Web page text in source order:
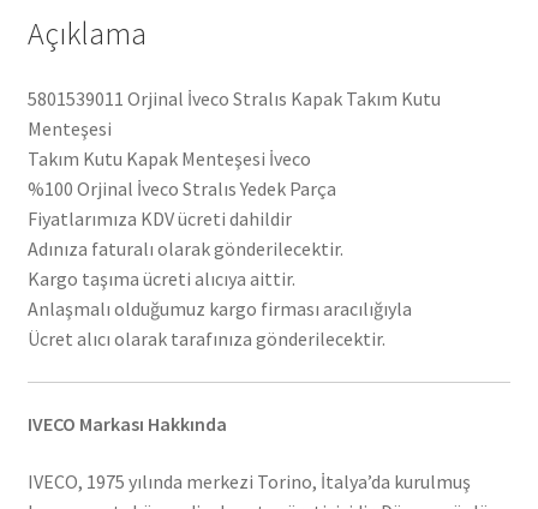
Açıklama
5801539011 Orjinal İveco Stralıs Kapak Takım Kutu
Menteşesi
Takım Kutu Kapak Menteşesi İveco
%100 Orjinal İveco Stralıs Yedek Parça
Fiyatlarımıza KDV ücreti dahildir
Adınıza faturalı olarak gönderilecektir.
Kargo taşıma ücreti alıcıya aittir.
Anlaşmalı olduğumuz kargo firması aracılığıyla
Ücret alıcı olarak tarafınıza gönderilecektir.
IVECO Markası Hakkında
IVECO, 1975 yılında merkezi Torino, İtalya’da kurulmuş